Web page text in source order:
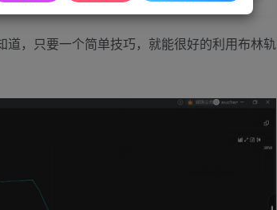
，只要一个简单技巧，就能很好的利用布林轨